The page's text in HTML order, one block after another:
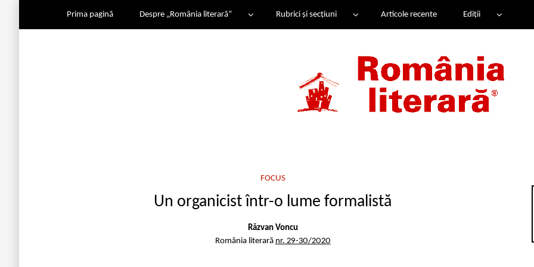
Prima pagină Despre „România literară” Rubrici și secțiuni Articole recente Ediții
FOCUS
Un organicist într-o lume formalistă
Răzvan Voncu
România literară nr. 29-30/2020